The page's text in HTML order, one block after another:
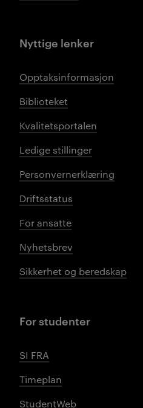
Nyttige lenker
Opptaksinformasjon
Biblioteket
Kvalitetsportalen
Ledige stillinger
Personvernerklæring
Driftsstatus
For ansatte
Nyhetsbrev
Sikkerhet og beredskap
For studenter
SI FRA
Timeplan
StudentWeb